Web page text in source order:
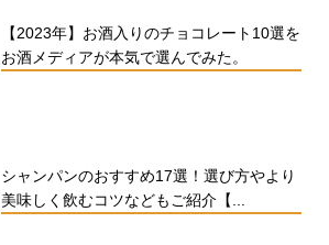
【2023年】お酒入りのチョコレート10選を
お酒メディアが本気で選んでみた。
シャンパンのおすすめ17選！選び方やより
美味しく飲むコツなどもご紹介【...